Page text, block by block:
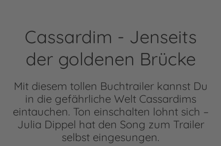
Cassardim - Jenseits
der goldenen Brücke
Mit diesem tollen Buchtrailer kannst Du
in die gefährliche Welt Cassardims
eintauchen. Ton einschalten lohnt sich –
Julia Dippel hat den Song zum Trailer
selbst eingesungen.